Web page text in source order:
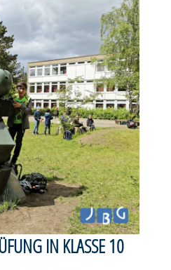
IN KLASSE 10